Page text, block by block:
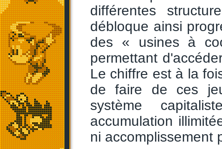
différentes
débloque ainsi
des « usines à
permettant
Le chiffre est à la
de faire de ces
système
accumulation
ni accomplissement